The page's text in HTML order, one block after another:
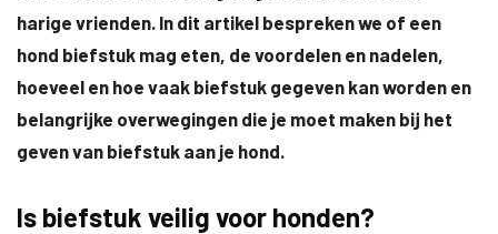
harige vrienden. In dit artikel bespreken we of een
hond biefstuk mag eten, de voordelen en nadelen,
hoeveel en hoe vaak biefstuk gegeven kan worden en
belangrijke overwegingen die je moet maken bij het
geven van biefstuk aan je hond.
Is biefstuk veilig voor honden?